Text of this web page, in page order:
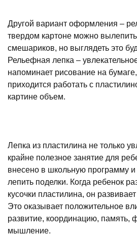
Другой вариант оформления –
твердом картоне можно
смешариков, но выглядеть это
Рельефная лепка –
напоминает рисование на
приходится работать с
картине объем.
Лепка из пластилина не только
крайне полезное занятие для
внесено в школьную программу
лепить поделки. Когда ребенок
кусочки пластилина, он
Это оказывает положительное
развитие, координацию, память,
мышление.